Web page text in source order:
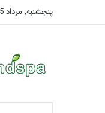
پنجشنبه, مرداد 15 1405